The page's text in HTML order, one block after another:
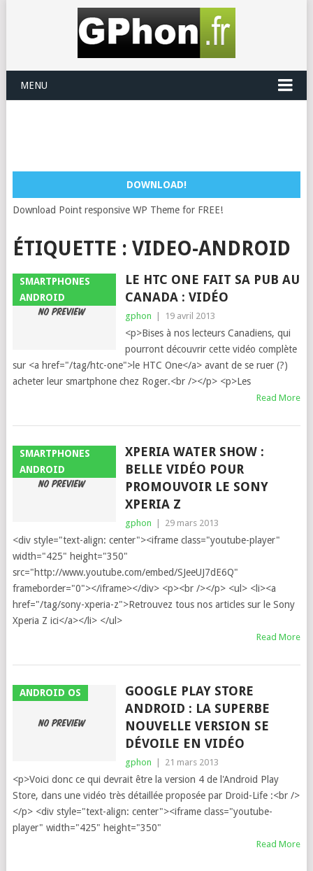
MENU
DOWNLOAD!
Download Point responsive WP Theme for FREE!
ÉTIQUETTE : VIDEO-ANDROID
SMARTPHONES
ANDROID
LE HTC ONE FAIT SA PUB AU
CANADA : VIDÉO
gphon 19 avril 2013
<p>Bises à nos lecteurs Canadiens, qui
pourront découvrir cette vidéo complète
sur <a href="/tag/htc-one">le HTC One</a> avant de se ruer (?)
acheter leur smartphone chez Roger.<br /></p> <p>Les
Read More
SMARTPHONES
ANDROID
XPERIA WATER SHOW :
BELLE VIDÉO POUR
PROMOUVOIR LE SONY
XPERIA Z
gphon 29 mars 2013
<div style="text-align: center"><iframe class="youtube-player"
width="425" height="350"
src="http://www.youtube.com/embed/SJeeUJ7dE6Q"
frameborder="0"></iframe></div> <p><br /></p> <ul> <li><a
href="/tag/sony-xperia-z">Retrouvez tous nos articles sur le Sony
Xperia Z ici</a></li> </ul>
Read More
ANDROID OS
GOOGLE PLAY STORE
ANDROID : LA SUPERBE
NOUVELLE VERSION SE
DÉVOILE EN VIDÉO
gphon 21 mars 2013
<p>Voici donc ce qui devrait être la version 4 de l'Android Play
Store, dans une vidéo très détaillée proposée par Droid-Life :<br />
</p> <div style="text-align: center"><iframe class="youtube-
player" width="425" height="350"
Read More